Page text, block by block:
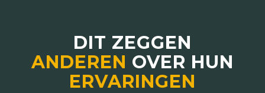
DIT ZEGGEN
ANDEREN OVER HUN
ERVARINGEN